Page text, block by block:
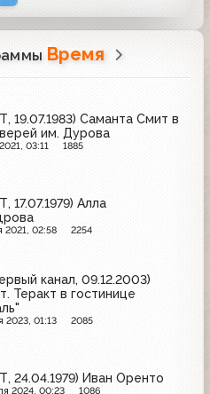
Время
19.07.1983) Саманта Смит в
им. Дурова
03:11 1885
17.07.1979) Алла
2021, 02:58 2254
канал, 09.12.2003)
Теракт в гостинице
2023, 01:13 2085
24.04.1979) Иван Оренто
2024, 00:23 1086